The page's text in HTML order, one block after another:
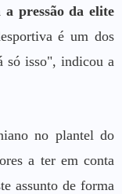
pressão da elite
é um dos
só isso", indicou a
no plantel do
a ter em conta
assunto de forma